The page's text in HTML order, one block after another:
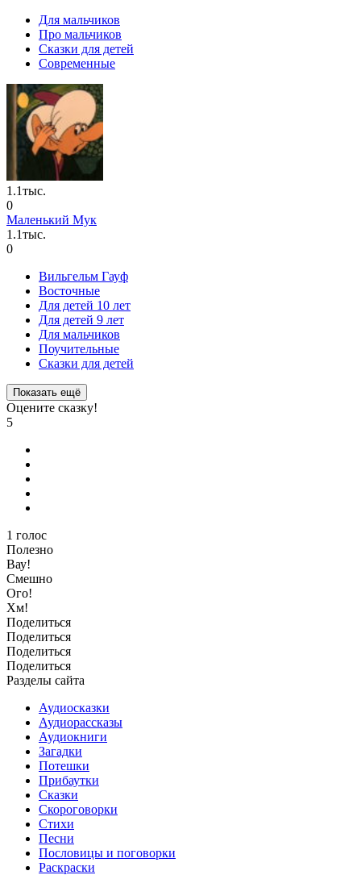
Для мальчиков
Про мальчиков
Сказки для детей
Современные
1.1тыс.
0
Маленький Мук
1.1тыс.
0
Вильгельм Гауф
Восточные
Для детей 10 лет
Для детей 9 лет
Для мальчиков
Поучительные
Сказки для детей
Показать ещё
Оцените сказку!
5
1 голос
Полезно
Вау!
Смешно
Ого!
Хм!
Поделиться
Поделиться
Поделиться
Поделиться
Разделы сайта
Аудиосказки
Аудиорассказы
Аудиокниги
Загадки
Потешки
Прибаутки
Сказки
Скороговорки
Стихи
Песни
Пословицы и поговорки
Раскраски